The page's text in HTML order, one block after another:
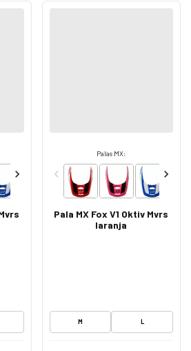
Palas MX:
Pala MX Fox V1 Oktiv Mvrs
laranja
M L